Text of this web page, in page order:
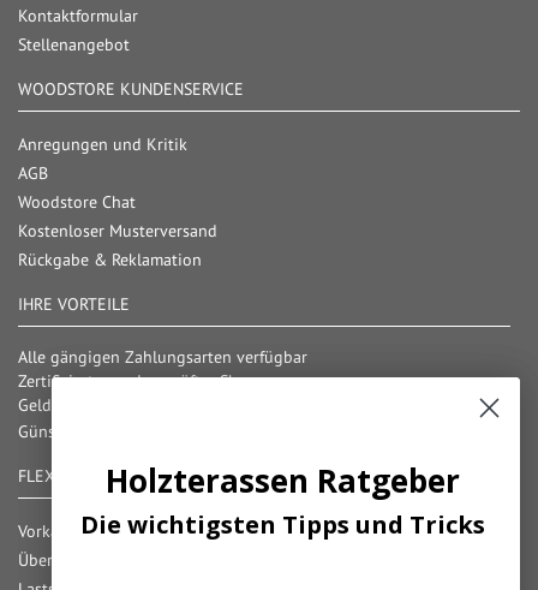
Kontaktformular
Stellenangebot
WOODSTORE KUNDENSERVICE
Anregungen und Kritik
AGB
Woodstore Chat
Kostenloser Musterversand
Rückgabe & Reklamation
IHRE VORTEILE
Alle gängigen Zahlungsarten verfügbar
Zertifizierter und geprüfter Shop
Geld-Zurück-Garantie
Günstige Versandkosten/ Frachtkostenfreigrenzen
FLEXIBLE ZAHLUNG
Vorkasse
Überweisung
Fußboden Ratgeber
Die wichtigsten Tipps und Tricks
Holzterassen Ratgeber
Die wichtigsten Tipps und Tricks